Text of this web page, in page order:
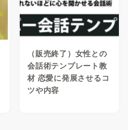
（販売終了）女性との
会話術テンプレート教
材 恋愛に発展させるコ
ツや内容